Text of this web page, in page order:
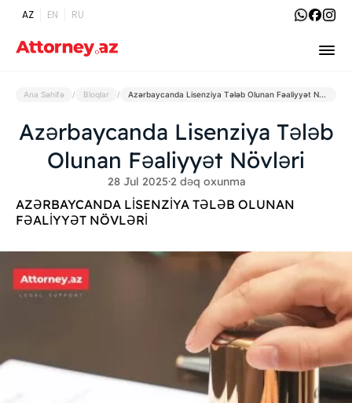
AZ EN RU
Ana Səhifə / Bloqlar / Azərbaycanda Lisenziya Tələb Olunan Fəaliyyət Növləri
Azərbaycanda Lisenziya Tələb
Olunan Fəaliyyət Növləri
28 Jul 2025·2 dəq oxunma
AZƏRBAYCANDA LİSENZİYA TƏLƏB OLUNAN
FƏALİYYƏT NÖVLƏRİ